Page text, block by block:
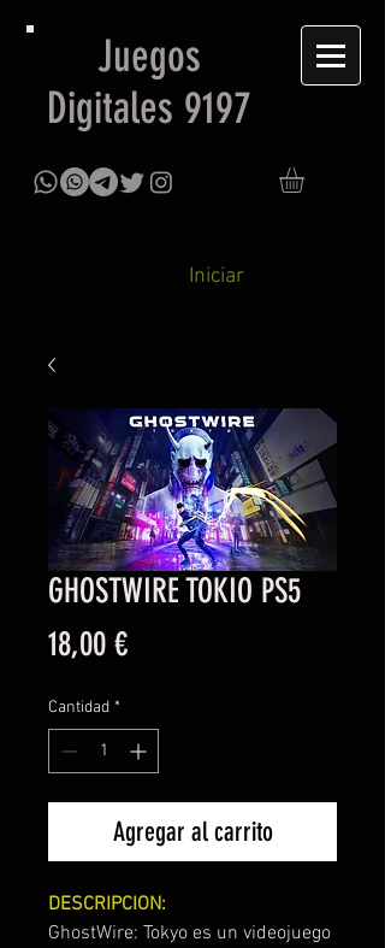
Juegos
Digitales 9197
Iniciar
GHOSTWIRE TOKIO PS5
18,00 €Precio
Cantidad *
Agregar al carrito
DESCRIPCION:
GhostWire: Tokyo es un videojuego